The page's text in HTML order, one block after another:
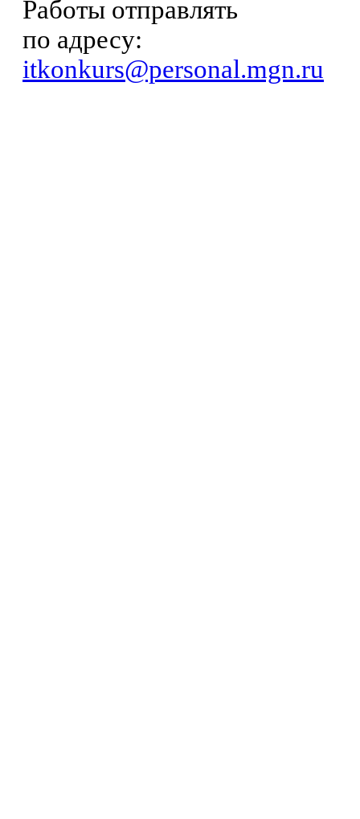
Работы отправлять
по адресу:
itkonkurs@personal.mgn.ru